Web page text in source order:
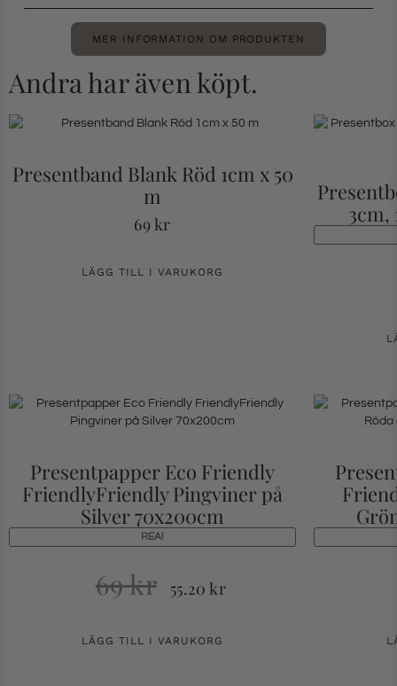
MER INFORMATION OM PRODUKTEN
Andra har även köpt.
Presentband Blank Röd 1cm x 50
m
69kr
LÄGG TILL I VARUKORG
3cm,
Presentpapper Eco Friendly
FriendlyFriendly Pingviner på
Silver 70x200cm
REA!
69kr 55.20kr
LÄGG TILL I VARUKORG